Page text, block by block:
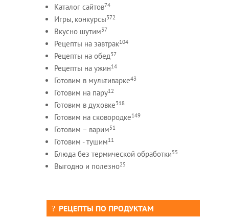
Каталог сайтов74
Игры, конкурсы372
Вкусно шутим37
Рецепты на завтрак104
Рецепты на обед37
Рецепты на ужин14
Готовим в мультиварке43
Готовим на пару12
Готовим в духовке318
Готовим на сковородке149
Готовим – варим51
Готовим - тушим11
Блюда без термической обработки55
Выгодно и полезно25
РЕЦЕПТЫ ПО ПРОДУКТАМ